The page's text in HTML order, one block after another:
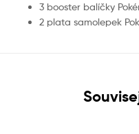
3 booster balíčky
2 plata samolepek